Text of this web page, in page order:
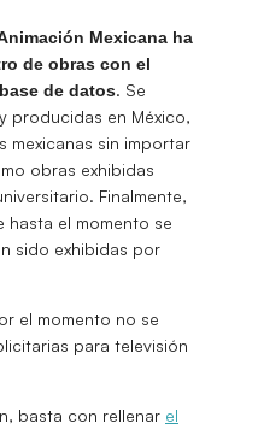
Mexicana ha
de obras con el
de datos. Se
producidas en México,
mexicanas sin importar
obras exhibidas
Finalmente,
el momento se
sido exhibidas por
el momento no se
para televisión
basta con rellenar el